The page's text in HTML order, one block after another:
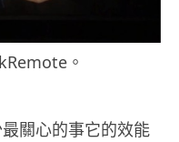
。
關心的事它的效能